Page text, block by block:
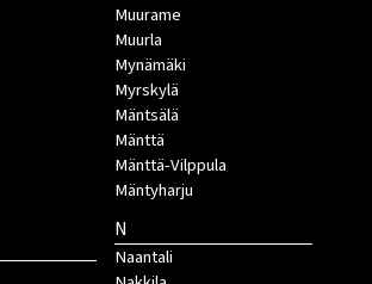
Muurame
Muurla
Mynämäki
Myrskylä
Mäntsälä
Mänttä
Mänttä-Vilppula
Mäntyharju
N
Naantali